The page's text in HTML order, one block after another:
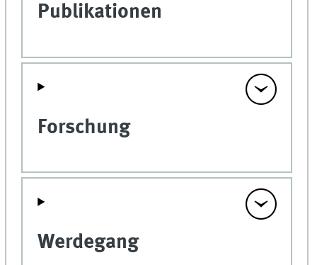
Publikationen
Forschung
Werdegang